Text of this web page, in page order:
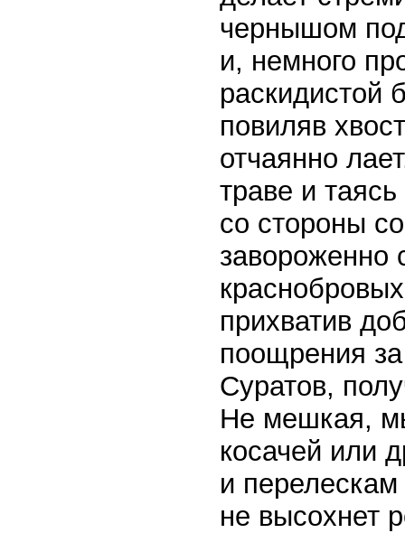
чернышом
и, немного
раскидистой
повиляв
отчаянно
траве и
со стороны
завороженно
прихватив
поощрения
Суратов,
Не мешкая,
косачей или
и
не высохнет